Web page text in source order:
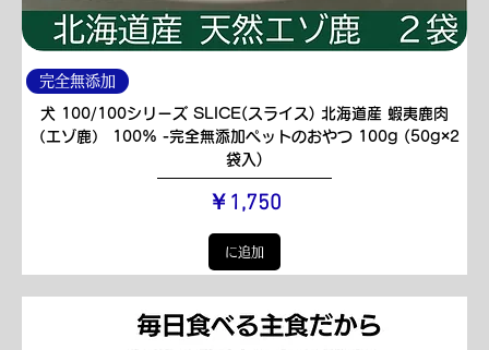
完全無添加
犬 100/100シリーズ SLICE(スライス) 北海道産 蝦夷鹿肉
（エゾ鹿） 100% -完全無添加ペットのおやつ 100g (50g×2
袋入)
価格
￥1,750
に追加